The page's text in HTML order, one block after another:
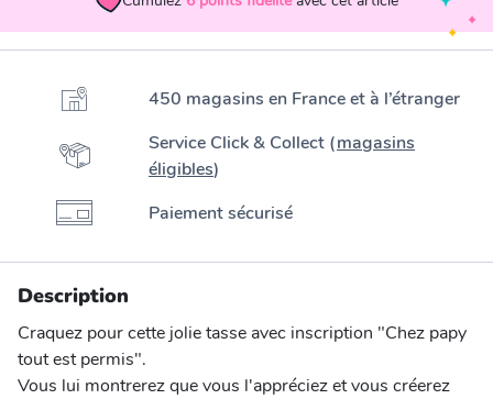
450 magasins en France et à l’étranger
Service Click & Collect (magasins
éligibles)
Paiement sécurisé
Description
Craquez pour cette jolie tasse avec inscription "Chez papy
tout est permis".
Vous lui montrerez que vous l'appréciez et vous créerez